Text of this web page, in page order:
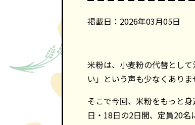
掲載日：2026年03月05日
米粉は、小麦粉の代替とし
い」という声も少なくありま
そこで今回、米粉をもっと
日・18日の2日間、定員20名